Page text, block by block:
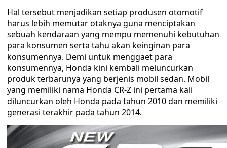
Hal tersebut menjadikan setiap produsen otomotif
harus lebih memutar otaknya guna menciptakan
sebuah kendaraan yang mempu memenuhi kebutuhan
para konsumen serta tahu akan keinginan para
konsumennya. Demi untuk menggaet para
konsumennya, Honda kini kembali meluncurkan
produk terbarunya yang berjenis mobil sedan. Mobil
yang memiliki nama Honda CR-Z ini pertama kali
diluncurkan oleh Honda pada tahun 2010 dan memiliki
generasi terakhir pada tahun 2014.